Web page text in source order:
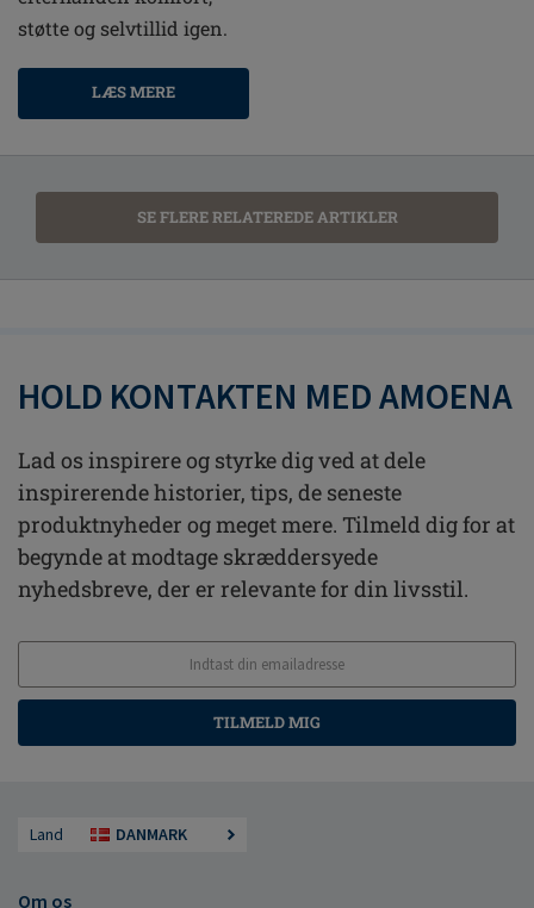
støtte og selvtillid igen.
LÆS MERE
SE FLERE RELATEREDE ARTIKLER
HOLD KONTAKTEN MED AMOENA
Lad os inspirere og styrke dig ved at dele
inspirerende historier, tips, de seneste
produktnyheder og meget mere. Tilmeld dig for at
begynde at modtage skræddersyede
nyhedsbreve, der er relevante for din livsstil.
TILMELD MIG
Land DANMARK
Om os